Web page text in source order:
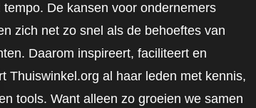
tempo. De kansen voor ondernemers
zich net zo snel als de behoeftes van
Daarom inspireert, faciliteert en
Thuiswinkel.org al haar leden met kennis,
en tools. Want alleen zo groeien we samen